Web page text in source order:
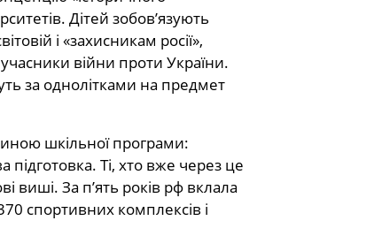
Дітей зобов’язують
і «захисникам росії»,
війни проти України.
за однолітками на предмет
шкільної програми:
Ті, хто вже через це
виші. За п’ять років рф вклала
спортивних комплексів і